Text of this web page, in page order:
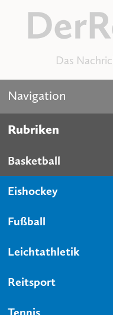
Das
Navigation
Rubriken
Basketball
Eishockey
Fußball
Leichtathletik
Reitsport
Tennis